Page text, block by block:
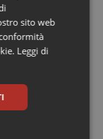
sito web
Leggi di